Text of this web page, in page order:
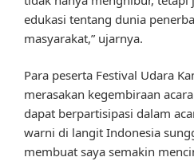
edukasi tentang dunia
masyarakat,” ujarnya.
Para peserta Festival Udara
merasakan kegembiraan
dapat berpartisipasi dalam
warni di langit Indonesia
membuat saya semakin